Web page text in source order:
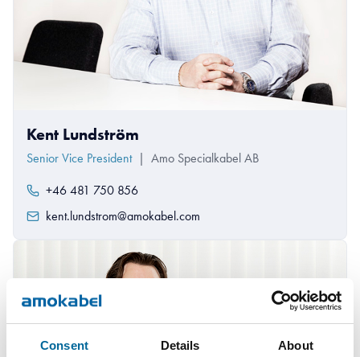
Consent Details About
Kent Lundström
Senior Vice President | Amo Specialkabel AB
+46 481 750 856
kent.lundstrom@amokabel.com